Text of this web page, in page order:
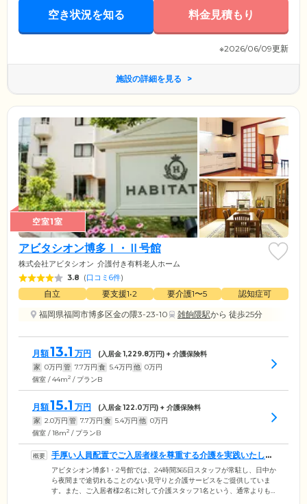
空き状況を知る 料金見積もり
※2026/06/09更新
施設の詳細を見る
空室1室
アビタシオン博多Ⅰ・Ⅱ号館
株式会社アビタシオン 介護付き有料老人ホーム
3.8 (口コミ6件)
自立 要支援1•2 要介護1〜5
認知症可
福岡県福岡市博多区金の隈3-23-10
雑餉隈駅から 徒歩25分
月額13.1 万円 (入居金1,229.8万円) + 介護保険料
家 0万円 管 7.7万円 食 5.4万円 他 0万円
個室 / 44m2 / プランB
月額15.1 万円 (入居金122.0万円) + 介護保険料
家 2.0万円 管 7.7万円 食 5.4万円 他 0万円
個室 / 18m2 / プランB
手厚い人員配置でご入居者様を尊重する介護を実践いたしま
す
アビタシオン博多1・2号館では、24時間365日スタッフが常駐し、日中か
ら夜間まで途切れることのない見守りと介護サービスをご提供していま
す。また、ご入居者様2名に対して介護スタッフ1名という、通常よりも